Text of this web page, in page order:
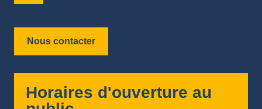
Nous contacter
Horaires d'ouverture au